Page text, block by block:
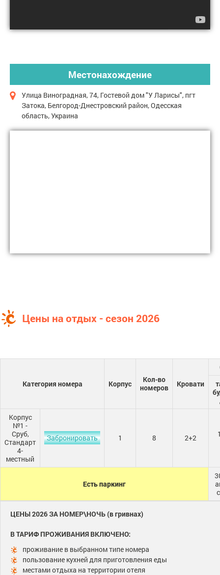
Местонахождение
Улица Виноградная, 74, Гостевой дом "У Ларисы", пгт
Затока, Белгород-Днестровский район, Одесская
область, Украина
Цены на отдых - сезон 2026
Категория номера Корпус
Кол-во
номеров
Кровати
Корпус
№1 -
Сруб,
Стандарт
4-
местный
Забронировать 1 8 2+2
Есть паркинг
ЦЕНЫ 2026 ЗА НОМЕР\НОЧЬ (в гривнах)
В ТАРИФ ПРОЖИВАНИЯ ВКЛЮЧЕНО:
проживание в выбранном типе номера
пользование кухней для приготовления еды
местами отдыха на территории отеля